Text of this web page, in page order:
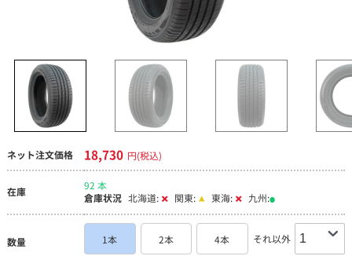
ネット注文価格 18,730 円(税込)
在庫
92 本
倉庫状況 北海道: 関東: 東海: 九州:
数量 1本 2本 4本 それ以外